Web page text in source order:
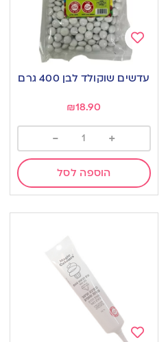
Add
to
wishlist
עדשים שוקולד לבן 400 גרם
₪18.90
+
-
הוספה לסל